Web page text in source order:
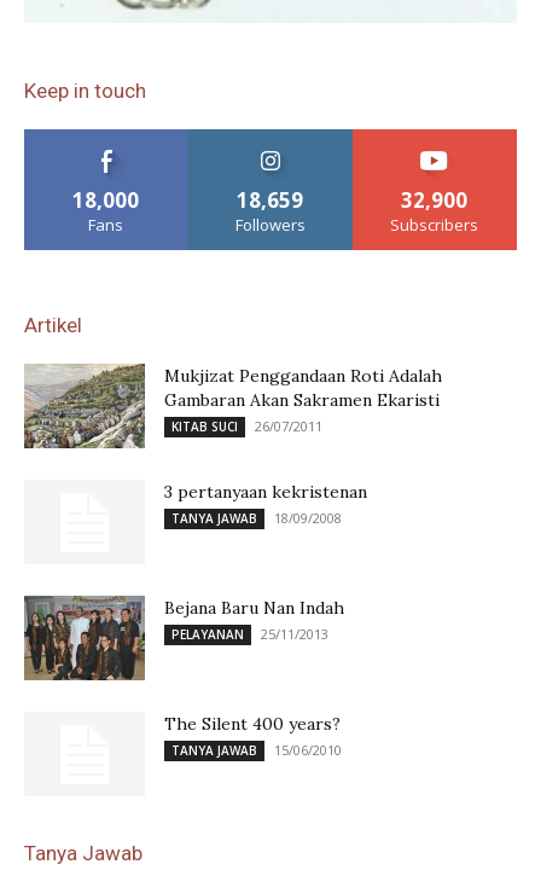
Keep in touch
18,000
Fans
18,659
Followers
32,900
Subscribers
Artikel
Mukjizat Penggandaan Roti Adalah
Gambaran Akan Sakramen Ekaristi
KITAB SUCI 26/07/2011
3 pertanyaan kekristenan
TANYA JAWAB 18/09/2008
Bejana Baru Nan Indah
PELAYANAN 25/11/2013
The Silent 400 years?
TANYA JAWAB 15/06/2010
Tanya Jawab